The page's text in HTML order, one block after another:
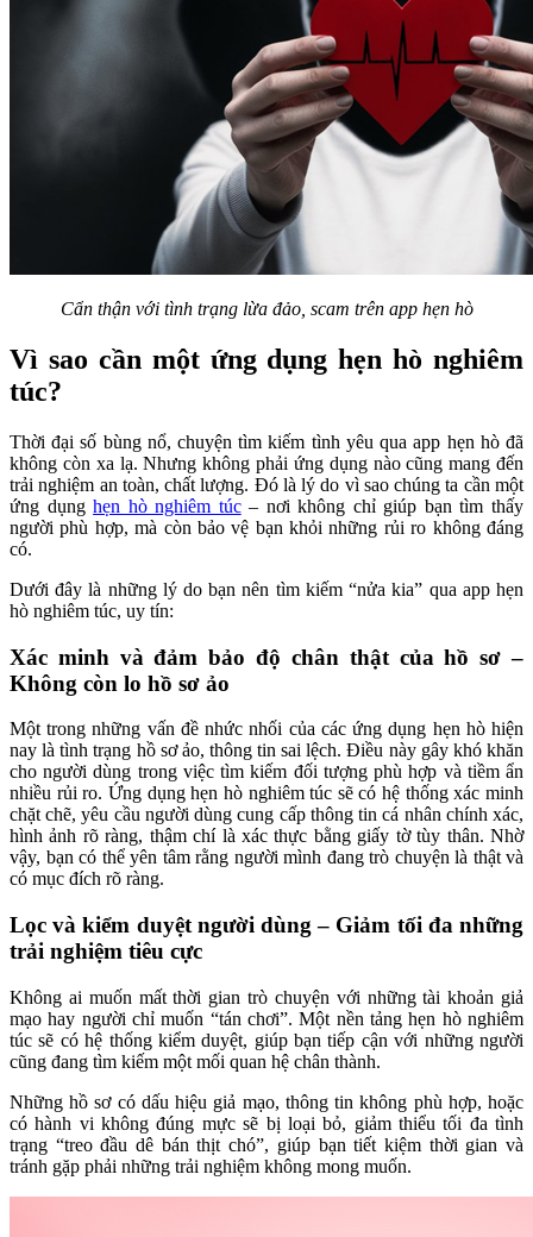
Cẩn thận với tình trạng lừa đảo, scam trên app hẹn hò
Vì sao cần một ứng dụng hẹn hò nghiêm
túc?
Thời đại số bùng nổ, chuyện tìm kiếm tình yêu qua app hẹn hò đã
không còn xa lạ. Nhưng không phải ứng dụng nào cũng mang đến
trải nghiệm an toàn, chất lượng. Đó là lý do vì sao chúng ta cần một
ứng dụnghẹn hò nghiêm túc– nơi không chỉ giúp bạn tìm thấy
người phù hợp, mà còn bảo vệ bạn khỏi những rủi ro không đáng
có.
Dưới đây là những lý do bạn nên tìm kiếm “nửa kia” qua app hẹn
hò nghiêm túc, uy tín:
Xác minh và đảm bảo độ chân thật của hồ sơ –
Không còn lo hồ sơ ảo
Một trong những vấn đề nhức nhối của các ứng dụng hẹn hò hiện
nay là tình trạng hồ sơ ảo, thông tin sai lệch. Điều này gây khó khăn
cho người dùng trong việc tìm kiếm đối tượng phù hợp và tiềm ẩn
nhiều rủi ro. Ứng dụng hẹn hò nghiêm túc sẽ có hệ thống xác minh
chặt chẽ, yêu cầu người dùng cung cấp thông tin cá nhân chính xác,
hình ảnh rõ ràng, thậm chí là xác thực bằng giấy tờ tùy thân. Nhờ
vậy, bạn có thể yên tâm rằng người mình đang trò chuyện là thật và
có mục đích rõ ràng.
Lọc và kiểm duyệt người dùng – Giảm tối đa những
trải nghiệm tiêu cực
Không ai muốn mất thời gian trò chuyện với những tài khoản giả
mạo hay người chỉ muốn “tán chơi”. Một nền tảng hẹn hò nghiêm
túc sẽ có hệ thống kiểm duyệt, giúp bạn tiếp cận với những người
cũng đang tìm kiếm một mối quan hệ chân thành.
Những hồ sơ có dấu hiệu giả mạo, thông tin không phù hợp, hoặc
có hành vi không đúng mực sẽ bị loại bỏ, giảm thiểu tối đa tình
trạng “treo đầu dê bán thịt chó”, giúp bạn tiết kiệm thời gian và
tránh gặp phải những trải nghiệm không mong muốn.